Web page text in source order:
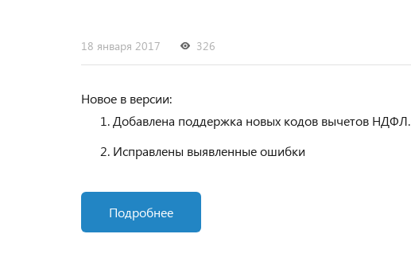
18 января 2017 326
Новое в версии:
Добавлена поддержка новых кодов вычетов НДФЛ.
Исправлены выявленные ошибки
Подробнее